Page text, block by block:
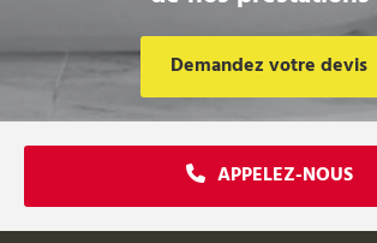
Demandez votre devis
APPELEZ-NOUS